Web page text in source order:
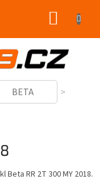
BETA
RR 2T 300 MY 2018.